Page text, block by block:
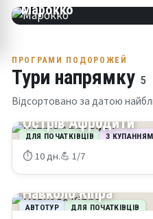
Марокко
ПРОГРАМИ ПОДОРОЖЕЙ
Тури напрямку 5
Відсортовано за датою
ДЛЯ ПОЧАТКІВЦІВ З
КІПР
Острів Афродити
⏱ 10 дн.💪 1/7
АВТОТУР ДЛЯ ПОЧАТКІВЦІВ
КІПР
Навколо Кіпра